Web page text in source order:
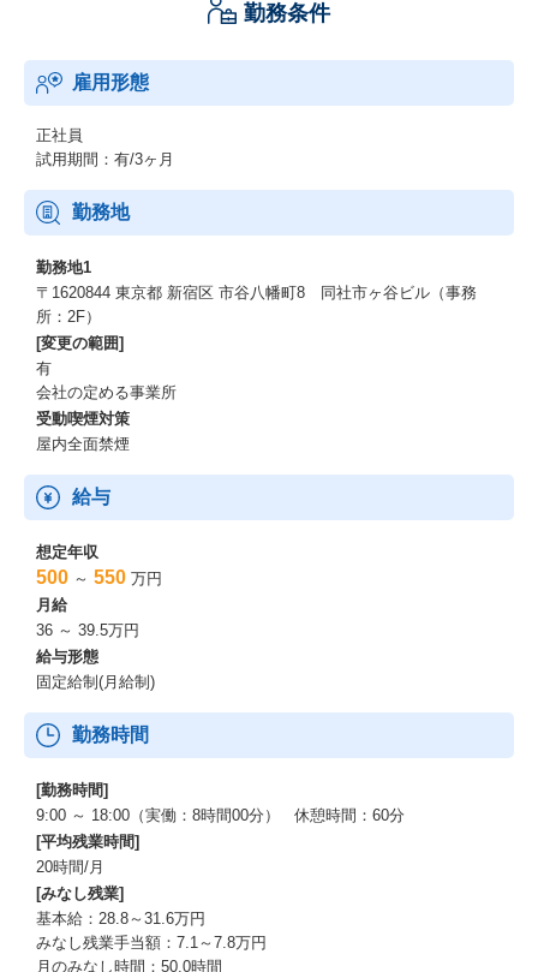
勤務条件
雇用形態
正社員
試用期間：有/3ヶ月
勤務地
勤務地1
〒1620844 東京都 新宿区 市谷八幡町8 同社市ヶ谷ビル（事務
所：2F）
[変更の範囲]
有
会社の定める事業所
受動喫煙対策
屋内全面禁煙
給与
想定年収
500 ～ 550 万円
月給
36 ～ 39.5万円
給与形態
固定給制(月給制)
勤務時間
[勤務時間]
9:00 ～ 18:00（実働：8時間00分） 休憩時間：60分
[平均残業時間]
20時間/月
[みなし残業]
基本給：28.8～31.6万円
みなし残業手当額：7.1～7.8万円
月のみなし時間：50.0時間